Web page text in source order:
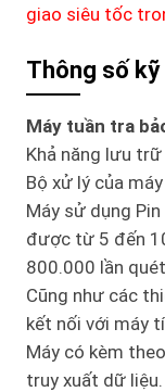
giao siêu tốc
Thông số
Máy tuần tra
Khả năng lưu
Bộ xử lý của
Máy sử dụng
được từ 5 đến
800.000 lần
Cũng như các
kết nối với máy
Máy có kèm
truy xuất dữ liệu.